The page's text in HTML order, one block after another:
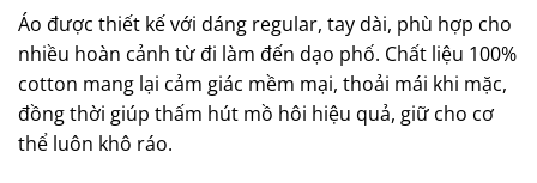
Áo được thiết kế với dáng regular, tay dài, phù hợp cho
nhiều hoàn cảnh từ đi làm đến dạo phố. Chất liệu 100%
cotton mang lại cảm giác mềm mại, thoải mái khi mặc,
đồng thời giúp thấm hút mồ hôi hiệu quả, giữ cho cơ
thể luôn khô ráo.